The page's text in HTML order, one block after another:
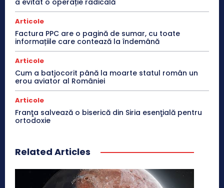
a evitat o operație radicală
Articole
Factura PPC are o pagină de sumar, cu toate
informațiile care contează la îndemână
Articole
Cum a batjocorit până la moarte statul român un
erou aviator al României
Articole
Franţa salvează o biserică din Siria esenţială pentru
ortodoxie
Related Articles